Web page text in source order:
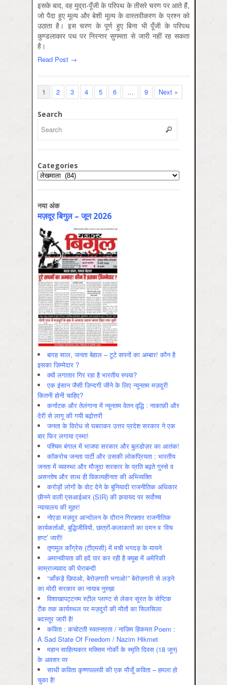
इसके बाद, वह मुद्रा-पूँजी के परिपथ के तीसरे चरण पर आते हैं,
जो पैदा हुए मूल्‍य और बेशी मूल्‍य के वास्‍तवीकरण के प्रश्‍न को
उठाता है। इस चरण के पूर्ण हुए बिना भी पूँजी के परिपथ
कुण्‍डलाकार पथ पर निरन्‍तर सुगमता से जारी नहीं रह सकता
है।
Read Post →
1 2 3 4 5 6 … 9 Next »
Search
Categories
Categories
नया अंक
मज़दूर बिगुल – जून 2026
बारह साल, जनता बेहाल – टूटे सपनों का अम्बार! कौन है
इसका ज़िम्मेदार ?
क्यों लगातार गिर रहा है भारतीय रुपया?
एक इंसान जैसी ज़िन्दगी जीने के लिए न्यूनतम मज़दूरी
कितनी होनी चाहिए?
कर्नाटक और तेलंगाना में न्यूनतम वेतन वृद्धि : नाकाफ़ी और
देरी से लागू की गयी बढ़ोत्तरी
जनता के विरोध से घबराकर उत्तर प्रदेश सरकार ने एक
बार फिर लगाया एस्मा!
पश्चिम बंगाल में भाजपा सरकार और बुलडोज़र का आतंक!
कॉकरोच जनता पार्टी और उसकी लोकप्रियता : भारतीय
जनता में व्‍यवस्‍था और मौजूदा सरकार के प्रति बढ़ते गुस्‍से व
असन्‍तोष और साथ ही विकल्‍पहीनता की अभिव्‍यक्ति
करोड़ों लोगों के वोट देने के बुनियादी राजनीतिक अधिकार
छीनने वाली एसआईआर (SIR) की क़वायद पर सर्वोच्च
न्यायालय की मुहर!
नोएडा मज़दूर आन्दोलन के दौरान गिरफ़्तार राजनीतिक
कार्यकर्ताओं, बुद्धिजीवियों, छात्रों-कलाकारों का दमन व ‘विच
हण्ट’ जारी!
तृणमूल काँग्रेस (टीएमसी) में मची भगदड़ के मायने
अमानवीयता की हदें पार कर रही है क्यूबा में अमेरिकी
साम्राज्यवाद की घेराबन्दी
“आँकड़े छिपाओ, बेरोज़गारी भगाओ!” बेरोज़गारी से लड़ने
का मोदी सरकार का नायाब नुस्ख़ा
विशाखापट्टनम स्टील प्लाण्ट से लेकर सूरत के सेप्टिक
टैंक तक कार्यस्थल पर मज़दूरों की मौतों का सिलसिला
बदस्तूर जारी है!
कविता : कचोटती स्वतन्त्रता / नाज़िम हिकमत Poem :
A Sad State Of Freedom / Nazim Hikmet
महान साहित्यकार मक्सिम गोर्की के स्मृति दिवस (18 जून)
के अवसर पर
साथी कविता कृष्णपल्लवी की एक मौजूँ कविता – हमला हो
चुका है!